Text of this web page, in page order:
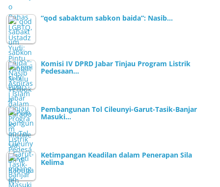
“qod sabaktum sabkon baida”: Nasib…
Komisi IV DPRD Jabar Tinjau Program Listrik
Pedesaan…
Pembangunan Tol Cileunyi-Garut-Tasik-Banjar
Masuki…
Ketimpangan Keadilan dalam Penerapan Sila
Kelima